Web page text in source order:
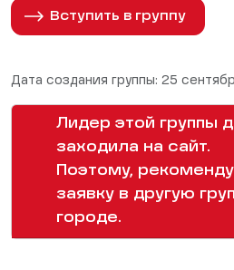
Вступить в группу
Дата создания группы: 25
Лидер этой группы
заходила на сайт.
Поэтому,
заявку в другую
городе.